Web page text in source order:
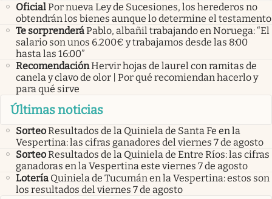
OficialPor nueva Ley de Sucesiones, los herederos no
obtendrán los bienes aunque lo determine el testamento
Te sorprenderáPablo, albañil trabajando en Noruega: “El
salario son unos 6.200€ y trabajamos desde las 8:00
hasta las 16:00”
RecomendaciónHervir hojas de laurel con ramitas de
canela y clavo de olor | Por qué recomiendan hacerlo y
para qué sirve
Últimas noticias
SorteoResultados de la Quiniela de Santa Fe en la
Vespertina: las cifras ganadores del viernes 7 de agosto
SorteoResultados de la Quiniela de Entre Ríos: las cifras
ganadoras en la Vespertina este viernes 7 de agosto
Lotería Quiniela de Tucumán en la Vespertina: estos son
los resultados del viernes 7 de agosto